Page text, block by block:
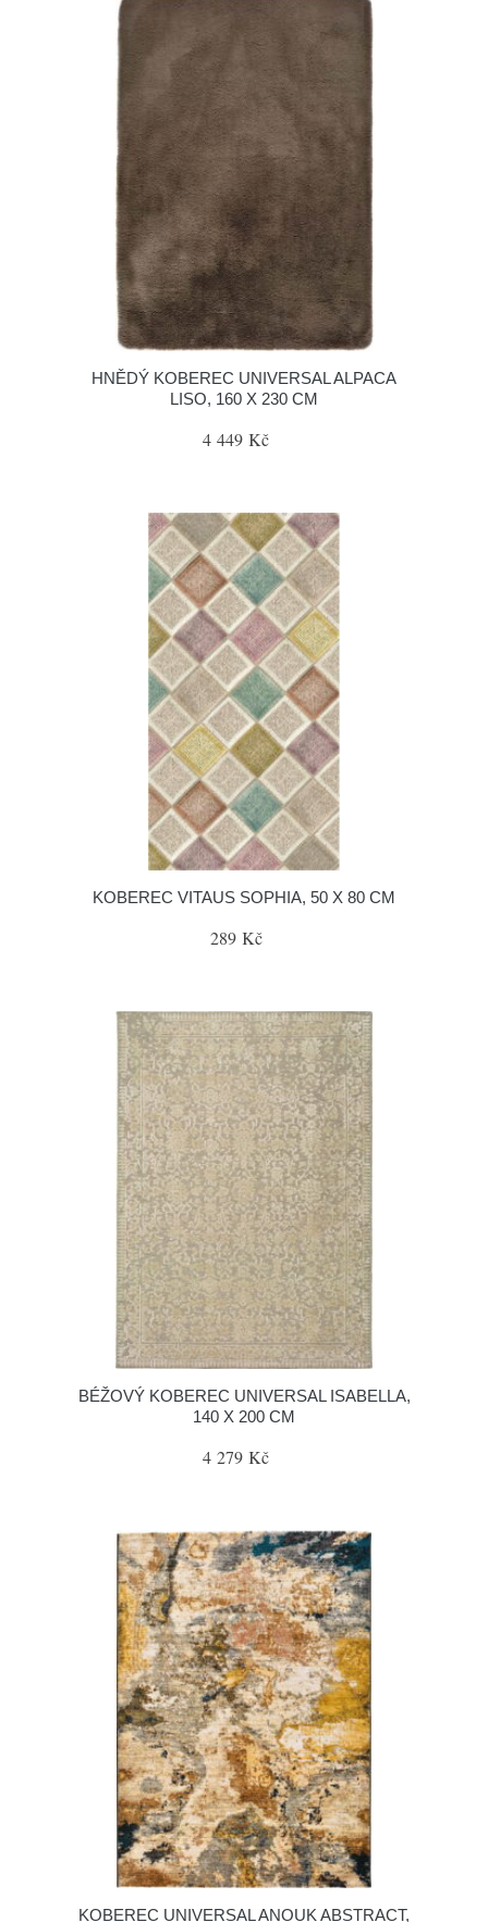
HNĚDÝ KOBEREC UNIVERSAL ALPACA
LISO, 160 X 230 CM
4 449 Kč
KOBEREC VITAUS SOPHIA, 50 X 80 CM
289 Kč
BÉŽOVÝ KOBEREC UNIVERSAL ISABELLA,
140 X 200 CM
4 279 Kč
KOBEREC UNIVERSAL ANOUK ABSTRACT,